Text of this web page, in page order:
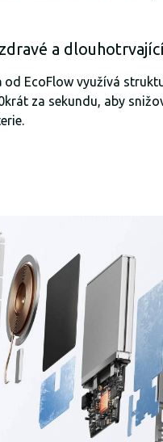
a
od EcoFlow využívá
za sekundu, aby